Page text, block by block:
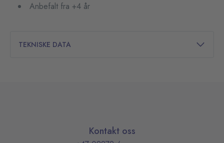
Anbefalt fra +4 år
TEKNISKE DATA
Kontakt oss